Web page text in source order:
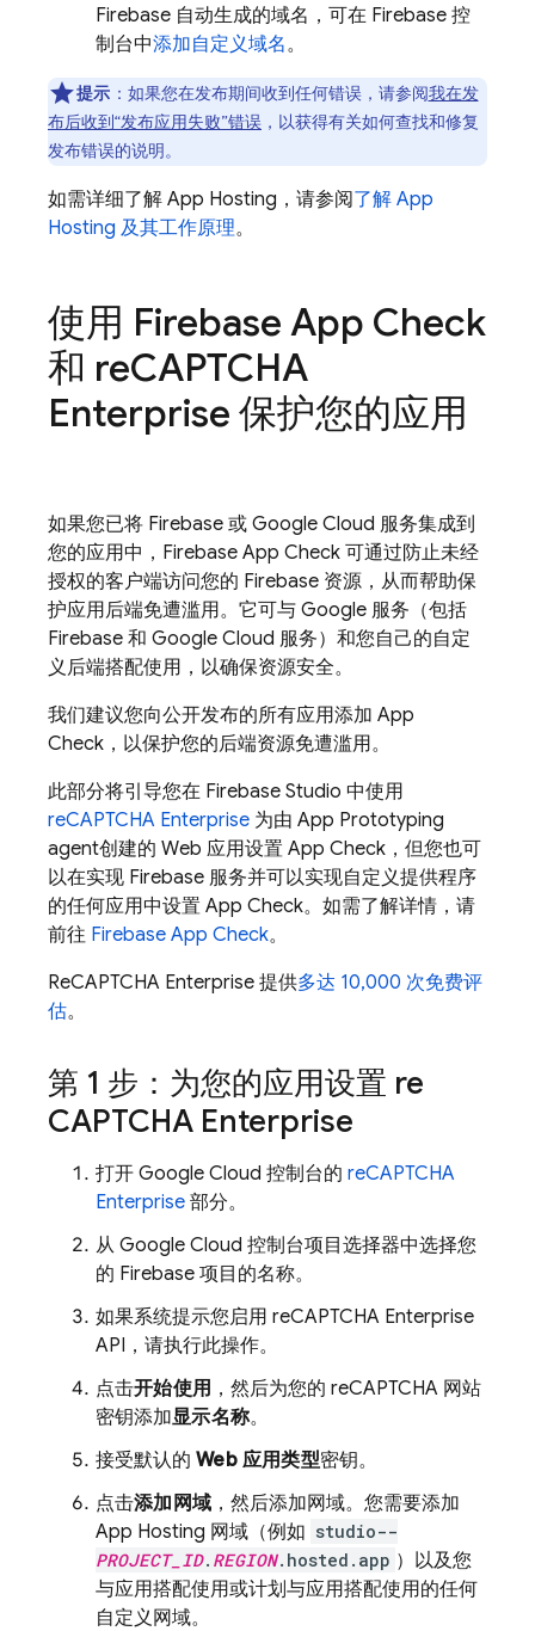
Firebase 自动生成的域名，可在 Firebase 控
制台中添加自定义域名。
提示 ：如果您在发布期间收到任何错误，请参阅我在发
布后收到“发布应用失败”错误 ，以获得有关如何查找和修复
发布错误的说明。
如需详细了解 App Hosting ，请参阅了解 App
Hosting 及其工作原理。
使用 Firebase App Check
和 reCAPTCHA
Enterprise 保护您的应用
如果您已将 Firebase 或 Google Cloud 服务集成到
您的应用中， Firebase App Check 可通过防止未经
授权的客户端访问您的 Firebase 资源，从而帮助保
护应用后端免遭滥用。它可与 Google 服务（包括
Firebase 和 Google Cloud 服务）和您自己的自定
义后端搭配使用，以确保资源安全。
我们建议您向公开发布的所有应用添加 App
Check ，以保护您的后端资源免遭滥用。
此部分将引导您在 Firebase Studio 中使用
reCAPTCHA Enterprise 为由 App Prototyping
agent创建的 Web 应用设置 App Check ，但您也可
以在实现 Firebase 服务并可以实现自定义提供程序
的任何应用中设置 App Check。如需了解详情，请
前往 Firebase App Check。
ReCAPTCHA Enterprise 提供多达 10,000 次免费评
估。
第 1 步：为您的应用设置 re
CAPTCHA Enterprise
打开 Google Cloud 控制台的 reCAPTCHA
Enterprise 部分。
从 Google Cloud 控制台项目选择器中选择您
的 Firebase 项目的名称。
如果系统提示您启用 reCAPTCHA Enterprise
API，请执行此操作。
点击开始使用 ，然后为您的 reCAPTCHA 网站
密钥添加显示名称。
接受默认的 Web 应用类型密钥。
点击添加网域 ，然后添加网域。您需要添加
App Hosting 网域（例如 studio--
PROJECT_ID. REGION.hosted.app ）以及您
与应用搭配使用或计划与应用搭配使用的任何
自定义网域。